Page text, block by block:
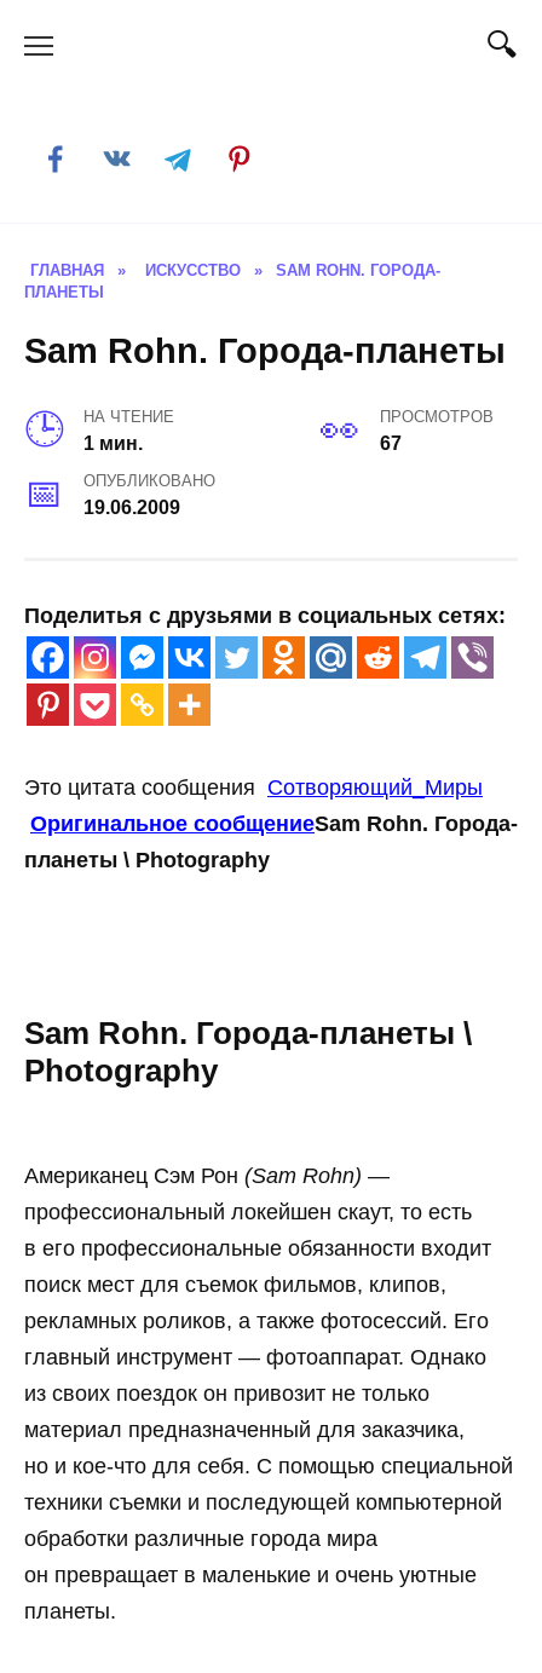
ГЛАВНАЯ » ИСКУССТВО »
SAM ROHN. ГОРОДА-
ПЛАНЕТЫ
Sam Rohn. Города-планеты
НА ЧТЕНИЕ
1 мин.
ПРОСМОТРОВ
67
ОПУБЛИКОВАНО
19.06.2009
Поделитья с друзьями в социальных сетях:
Это цитата сообщения Сотворяющий_Миры
Оригинальное сообщениеSam Rohn. Города-
планеты \ Photography
Sam Rohn. Города-планеты \
Photography
Американец Сэм Рон (Sam Rohn) —
профессиональный локейшен скаут, то есть
в его профессиональные обязанности входит
поиск мест для съемок фильмов, клипов,
рекламных роликов, а также фотосессий. Его
главный инструмент — фотоаппарат. Однако
из своих поездок он привозит не только
материал предназначенный для заказчика,
но и кое-что для себя. С помощью специальной
техники съемки и последующей компьютерной
обработки различные города мира
он превращает в маленькие и очень уютные
планеты.